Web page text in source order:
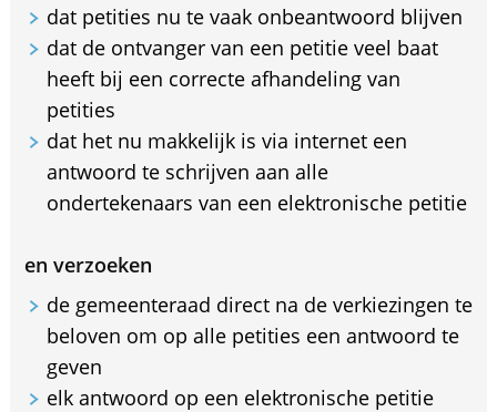
dat petities nu te vaak onbeantwoord blijven
dat de ontvanger van een petitie veel baat
heeft bij een correcte afhandeling van
petities
dat het nu makkelijk is via internet een
antwoord te schrijven aan alle
ondertekenaars van een elektronische petitie
en verzoeken
de gemeenteraad direct na de verkiezingen te
beloven om op alle petities een antwoord te
geven
elk antwoord op een elektronische petitie